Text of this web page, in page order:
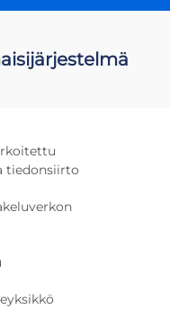
tiedonsiirto